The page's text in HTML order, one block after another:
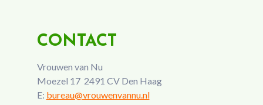
CONTACT
Vrouwen van Nu
Moezel 17 2491 CV Den Haag
E: bureau@vrouwenvannu.nl